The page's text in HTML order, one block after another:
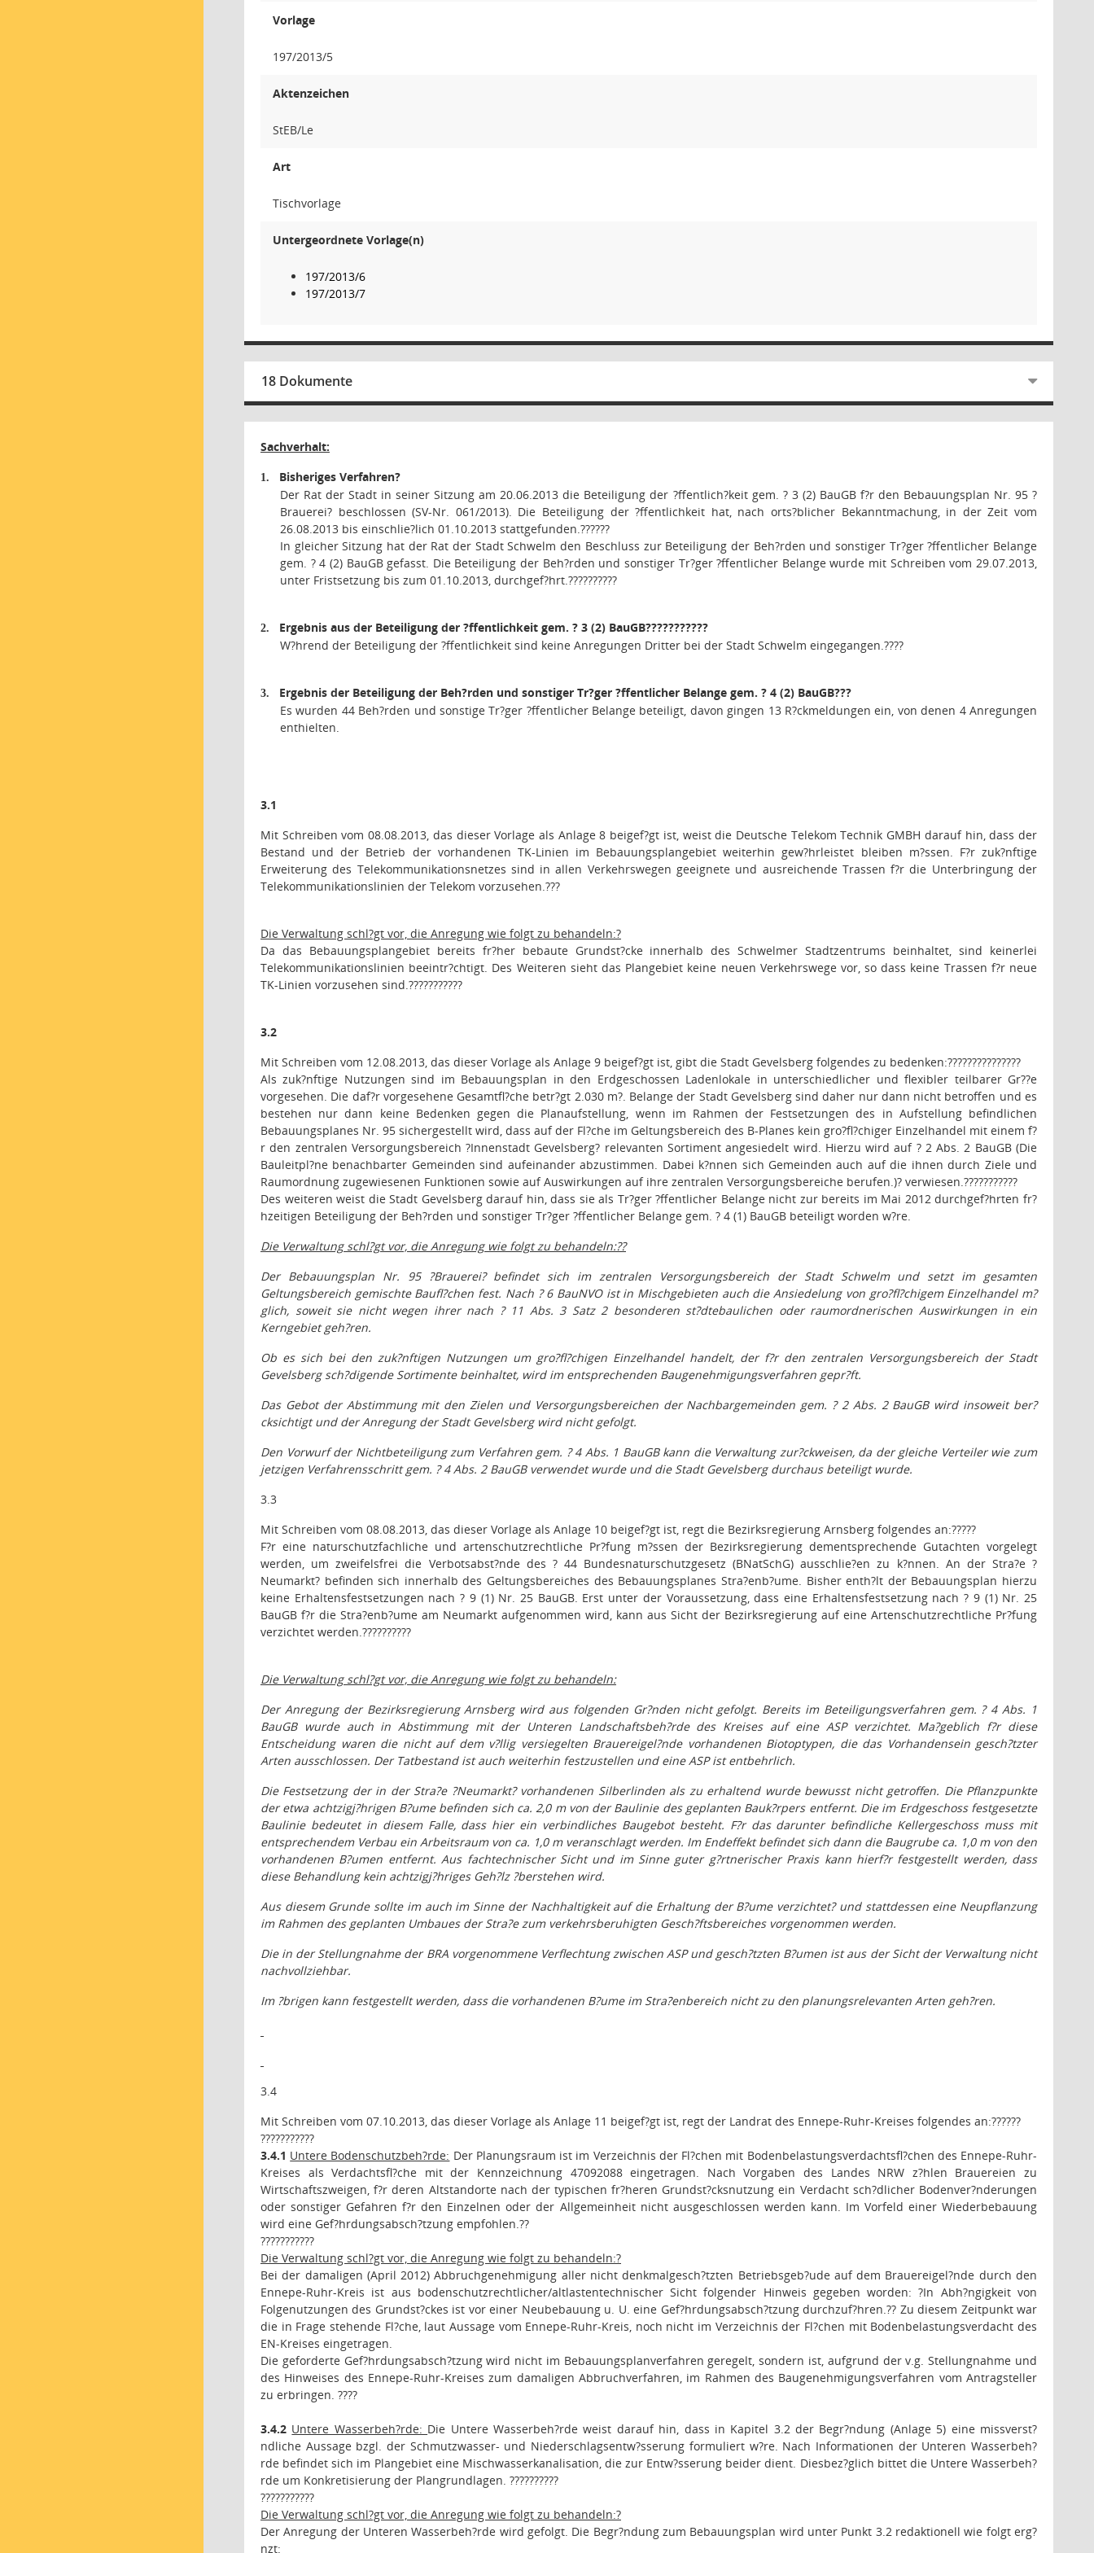
Vorlage
197/2013/5
Aktenzeichen
StEB/Le
Art
Tischvorlage
Untergeordnete Vorlage(n)
197/2013/6
197/2013/7
18 Dokumente
Sachverhalt:
1. Bisheriges Verfahren?
Der Rat der Stadt in seiner Sitzung am 20.06.2013 die Beteiligung der ?ffentlich?keit gem. ? 3 (2) BauGB f?r den Bebauungsplan Nr. 95 ?
Brauerei? beschlossen (SV-Nr. 061/2013). Die Beteiligung der ?ffentlichkeit hat, nach orts?blicher Bekanntmachung, in der Zeit vom
26.08.2013 bis einschlie?lich 01.10.2013 stattgefunden.??????
In gleicher Sitzung hat der Rat der Stadt Schwelm den Beschluss zur Beteiligung der Beh?rden und sonstiger Tr?ger ?ffentlicher Belange
gem. ? 4 (2) BauGB gefasst. Die Beteiligung der Beh?rden und sonstiger Tr?ger ?ffentlicher Belange wurde mit Schreiben vom 29.07.2013,
unter Fristsetzung bis zum 01.10.2013, durchgef?hrt.??????????
2. Ergebnis aus der Beteiligung der ?ffentlichkeit gem. ? 3 (2) BauGB???????????
W?hrend der Beteiligung der ?ffentlichkeit sind keine Anregungen Dritter bei der Stadt Schwelm eingegangen.????
3. Ergebnis der Beteiligung der Beh?rden und sonstiger Tr?ger ?ffentlicher Belange gem. ? 4 (2) BauGB???
Es wurden 44 Beh?rden und sonstige Tr?ger ?ffentlicher Belange beteiligt, davon gingen 13 R?ckmeldungen ein, von denen 4 Anregungen
enthielten.
3.1
Mit Schreiben vom 08.08.2013, das dieser Vorlage als Anlage 8 beigef?gt ist, weist die Deutsche Telekom Technik GMBH darauf hin, dass der
Bestand und der Betrieb der vorhandenen TK-Linien im Bebauungsplangebiet weiterhin gew?hrleistet bleiben m?ssen. F?r zuk?nftige
Erweiterung des Telekommunikationsnetzes sind in allen Verkehrswegen geeignete und ausreichende Trassen f?r die Unterbringung der
Telekommunikationslinien der Telekom vorzusehen.???
Die Verwaltung schl?gt vor, die Anregung wie folgt zu behandeln:?
Da das Bebauungsplangebiet bereits fr?her bebaute Grundst?cke innerhalb des Schwelmer Stadtzentrums beinhaltet, sind keinerlei
Telekommunikationslinien beeintr?chtigt. Des Weiteren sieht das Plangebiet keine neuen Verkehrswege vor, so dass keine Trassen f?r neue
TK-Linien vorzusehen sind.???????????
3.2
Mit Schreiben vom 12.08.2013, das dieser Vorlage als Anlage 9 beigef?gt ist, gibt die Stadt Gevelsberg folgendes zu bedenken:???????????????
Als zuk?nftige Nutzungen sind im Bebauungsplan in den Erdgeschossen Ladenlokale in unterschiedlicher und flexibler teilbarer Gr??e
vorgesehen. Die daf?r vorgesehene Gesamtfl?che betr?gt 2.030 m?. Belange der Stadt Gevelsberg sind daher nur dann nicht betroffen und es
bestehen nur dann keine Bedenken gegen die Planaufstellung, wenn im Rahmen der Festsetzungen des in Aufstellung befindlichen
Bebauungsplanes Nr. 95 sichergestellt wird, dass auf der Fl?che im Geltungsbereich des B-Planes kein gro?fl?chiger Einzelhandel mit einem f?
r den zentralen Versorgungsbereich ?Innenstadt Gevelsberg? relevanten Sortiment angesiedelt wird. Hierzu wird auf ? 2 Abs. 2 BauGB (Die
Bauleitpl?ne benachbarter Gemeinden sind aufeinander abzustimmen. Dabei k?nnen sich Gemeinden auch auf die ihnen durch Ziele und
Raumordnung zugewiesenen Funktionen sowie auf Auswirkungen auf ihre zentralen Versorgungsbereiche berufen.)? verwiesen.???????????
Des weiteren weist die Stadt Gevelsberg darauf hin, dass sie als Tr?ger ?ffentlicher Belange nicht zur bereits im Mai 2012 durchgef?hrten fr?
hzeitigen Beteiligung der Beh?rden und sonstiger Tr?ger ?ffentlicher Belange gem. ? 4 (1) BauGB beteiligt worden w?re.
Die Verwaltung schl?gt vor, die Anregung wie folgt zu behandeln:??
Der Bebauungsplan Nr. 95 ?Brauerei? befindet sich im zentralen Versorgungsbereich der Stadt Schwelm und setzt im gesamten
Geltungsbereich gemischte Baufl?chen fest. Nach ? 6 BauNVO ist in Mischgebieten auch die Ansiedelung von gro?fl?chigem Einzelhandel m?
glich, soweit sie nicht wegen ihrer nach ? 11 Abs. 3 Satz 2 besonderen st?dtebaulichen oder raumordnerischen Auswirkungen in ein
Kerngebiet geh?ren.
Ob es sich bei den zuk?nftigen Nutzungen um gro?fl?chigen Einzelhandel handelt, der f?r den zentralen Versorgungsbereich der Stadt
Gevelsberg sch?digende Sortimente beinhaltet, wird im entsprechenden Baugenehmigungsverfahren gepr?ft.
Das Gebot der Abstimmung mit den Zielen und Versorgungsbereichen der Nachbargemeinden gem. ? 2 Abs. 2 BauGB wird insoweit ber?
cksichtigt und der Anregung der Stadt Gevelsberg wird nicht gefolgt.
Den Vorwurf der Nichtbeteiligung zum Verfahren gem. ? 4 Abs. 1 BauGB kann die Verwaltung zur?ckweisen, da der gleiche Verteiler wie zum
jetzigen Verfahrensschritt gem. ? 4 Abs. 2 BauGB verwendet wurde und die Stadt Gevelsberg durchaus beteiligt wurde.
3.3
Mit Schreiben vom 08.08.2013, das dieser Vorlage als Anlage 10 beigef?gt ist, regt die Bezirksregierung Arnsberg folgendes an:?????
F?r eine naturschutzfachliche und artenschutzrechtliche Pr?fung m?ssen der Bezirksregierung dementsprechende Gutachten vorgelegt
werden, um zweifelsfrei die Verbotsabst?nde des ? 44 Bundesnaturschutzgesetz (BNatSchG) ausschlie?en zu k?nnen. An der Stra?e ?
Neumarkt? befinden sich innerhalb des Geltungsbereiches des Bebauungsplanes Stra?enb?ume. Bisher enth?lt der Bebauungsplan hierzu
keine Erhaltensfestsetzungen nach ? 9 (1) Nr. 25 BauGB. Erst unter der Voraussetzung, dass eine Erhaltensfestsetzung nach ? 9 (1) Nr. 25
BauGB f?r die Stra?enb?ume am Neumarkt aufgenommen wird, kann aus Sicht der Bezirksregierung auf eine Artenschutzrechtliche Pr?fung
verzichtet werden.??????????
Die Verwaltung schl?gt vor, die Anregung wie folgt zu behandeln:
Der Anregung der Bezirksregierung Arnsberg wird aus folgenden Gr?nden nicht gefolgt. Bereits im Beteiligungsverfahren gem. ? 4 Abs. 1
BauGB wurde auch in Abstimmung mit der Unteren Landschaftsbeh?rde des Kreises auf eine ASP verzichtet. Ma?geblich f?r diese
Entscheidung waren die nicht auf dem v?llig versiegelten Brauereigel?nde vorhandenen Biotoptypen, die das Vorhandensein gesch?tzter
Arten ausschlossen. Der Tatbestand ist auch weiterhin festzustellen und eine ASP ist entbehrlich.
Die Festsetzung der in der Stra?e ?Neumarkt? vorhandenen Silberlinden als zu erhaltend wurde bewusst nicht getroffen. Die Pflanzpunkte
der etwa achtzigj?hrigen B?ume befinden sich ca. 2,0 m von der Baulinie des geplanten Bauk?rpers entfernt. Die im Erdgeschoss festgesetzte
Baulinie bedeutet in diesem Falle, dass hier ein verbindliches Baugebot besteht. F?r das darunter befindliche Kellergeschoss muss mit
entsprechendem Verbau ein Arbeitsraum von ca. 1,0 m veranschlagt werden. Im Endeffekt befindet sich dann die Baugrube ca. 1,0 m von den
vorhandenen B?umen entfernt. Aus fachtechnischer Sicht und im Sinne guter g?rtnerischer Praxis kann hierf?r festgestellt werden, dass
diese Behandlung kein achtzigj?hriges Geh?lz ?berstehen wird.
Aus diesem Grunde sollte im auch im Sinne der Nachhaltigkeit auf die Erhaltung der B?ume verzichtet? und stattdessen eine Neupflanzung
im Rahmen des geplanten Umbaues der Stra?e zum verkehrsberuhigten Gesch?ftsbereiches vorgenommen werden.
Die in der Stellungnahme der BRA vorgenommene Verflechtung zwischen ASP und gesch?tzten B?umen ist aus der Sicht der Verwaltung nicht
nachvollziehbar.
Im ?brigen kann festgestellt werden, dass die vorhandenen B?ume im Stra?enbereich nicht zu den planungsrelevanten Arten geh?ren.
3.4
Mit Schreiben vom 07.10.2013, das dieser Vorlage als Anlage 11 beigef?gt ist, regt der Landrat des Ennepe-Ruhr-Kreises folgendes an:??????
???????????
3.4.1 Untere Bodenschutzbeh?rde: Der Planungsraum ist im Verzeichnis der Fl?chen mit Bodenbelastungsverdachtsfl?chen des Ennepe-Ruhr-
Kreises als Verdachtsfl?che mit der Kennzeichnung 47092088 eingetragen. Nach Vorgaben des Landes NRW z?hlen Brauereien zu
Wirtschaftszweigen, f?r deren Altstandorte nach der typischen fr?heren Grundst?cksnutzung ein Verdacht sch?dlicher Bodenver?nderungen
oder sonstiger Gefahren f?r den Einzelnen oder der Allgemeinheit nicht ausgeschlossen werden kann. Im Vorfeld einer Wiederbebauung
wird eine Gef?hrdungsabsch?tzung empfohlen.??
???????????
Die Verwaltung schl?gt vor, die Anregung wie folgt zu behandeln:?
Bei der damaligen (April 2012) Abbruchgenehmigung aller nicht denkmalgesch?tzten Betriebsgeb?ude auf dem Brauereigel?nde durch den
Ennepe-Ruhr-Kreis ist aus bodenschutzrechtlicher/altlastentechnischer Sicht folgender Hinweis gegeben worden: ?In Abh?ngigkeit von
Folgenutzungen des Grundst?ckes ist vor einer Neubebauung u. U. eine Gef?hrdungsabsch?tzung durchzuf?hren.?? Zu diesem Zeitpunkt war
die in Frage stehende Fl?che, laut Aussage vom Ennepe-Ruhr-Kreis, noch nicht im Verzeichnis der Fl?chen mit Bodenbelastungsverdacht des
EN-Kreises eingetragen.
Die geforderte Gef?hrdungsabsch?tzung wird nicht im Bebauungsplanverfahren geregelt, sondern ist, aufgrund der v.g. Stellungnahme und
des Hinweises des Ennepe-Ruhr-Kreises zum damaligen Abbruchverfahren, im Rahmen des Baugenehmigungsverfahren vom Antragsteller
zu erbringen. ????
3.4.2 Untere Wasserbeh?rde: Die Untere Wasserbeh?rde weist darauf hin, dass in Kapitel 3.2 der Begr?ndung (Anlage 5) eine missverst?
ndliche Aussage bzgl. der Schmutzwasser- und Niederschlagsentw?sserung formuliert w?re. Nach Informationen der Unteren Wasserbeh?
rde befindet sich im Plangebiet eine Mischwasserkanalisation, die zur Entw?sserung beider dient. Diesbez?glich bittet die Untere Wasserbeh?
rde um Konkretisierung der Plangrundlagen. ??????????
???????????
Die Verwaltung schl?gt vor, die Anregung wie folgt zu behandeln:?
Der Anregung der Unteren Wasserbeh?rde wird gefolgt. Die Begr?ndung zum Bebauungsplan wird unter Punkt 3.2 redaktionell wie folgt erg?
nzt: